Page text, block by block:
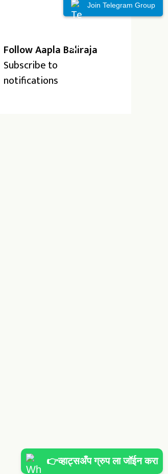
Join Telegram Group
👉व्हाट्सअँप ग्रुप ला जॉईन करा
Follow Aapla Baliraja
Subscribe to
notifications